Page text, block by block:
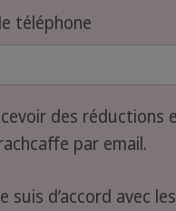
téléphone
par email.
suis d’accord avec les